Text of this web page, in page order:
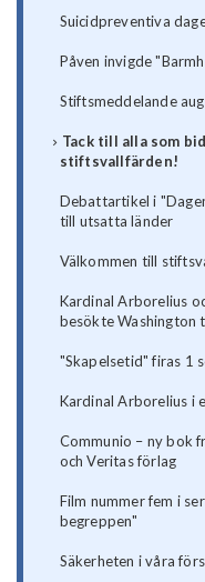
Suicidpreventiva
Påven invigde
Stiftsmeddelande
Tack till alla som
stiftsvallfärden!
Debattartikel i
till utsatta länder
Välkommen till
Kardinal Arborelius
besökte Washington
"Skapelsetid" firas 1
Kardinal Arborelius i
Communio – ny bok
och Veritas förlag
Film nummer fem i
begreppen"
Säkerheten i våra